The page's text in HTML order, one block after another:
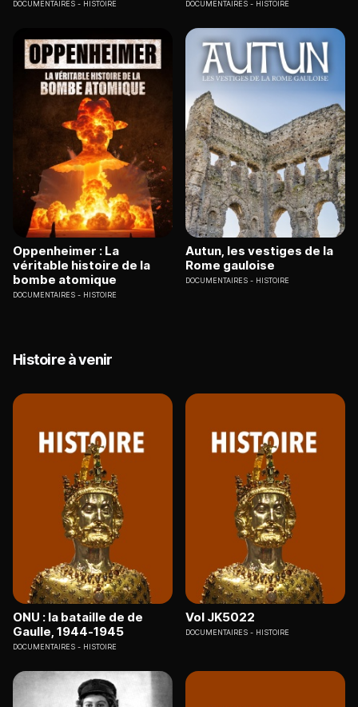
DOCUMENTAIRES HISTOIRE DOCUMENTAIRES HISTOIRE
Oppenheimer : La
véritable histoire de la
bombe atomique
DOCUMENTAIRES HISTOIRE
Autun, les vestiges de la
Rome gauloise
DOCUMENTAIRES HISTOIRE
Histoire à venir
ONU : la bataille de de
Gaulle, 1944-1945
DOCUMENTAIRES HISTOIRE
Vol JK5022
DOCUMENTAIRES HISTOIRE